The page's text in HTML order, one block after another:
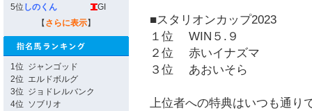
5位 しのくん
GI
【 さらに表示】
1位 ジャンゴッド
2位 エルドボルグ
3位 ジョドレルバンク
4位 ソブリオ
■スタリオンカップ2023
１位 WIN５.９
２位 赤いイナズマ
３位 あおいそら
上位者への特典はいつも通り